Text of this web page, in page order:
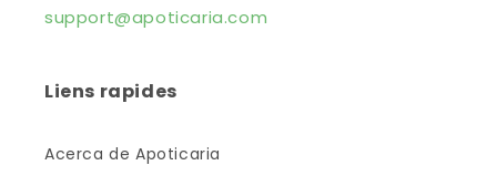
support@apoticaria.com
Liens rapides
Acerca de Apoticaria